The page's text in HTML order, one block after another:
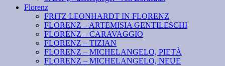
Florenz
FRITZ LEONHARDT IN FLORENZ
FLORENZ – ARTEMISIA GENTILESCHI
FLORENZ – CARAVAGGIO
FLORENZ – TIZIAN
FLORENZ – MICHELANGELO, PIETÀ
FLORENZ – MICHELANGELO, NEUE